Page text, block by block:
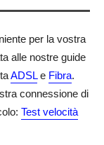
per la vostra
alle nostre guide
ADSLe Fibra.
connessione di
Test velocità